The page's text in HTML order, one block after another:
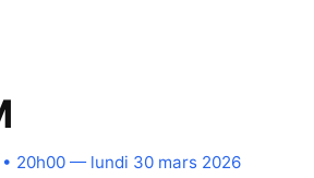
• 20h00 — lundi 30 mars 2026